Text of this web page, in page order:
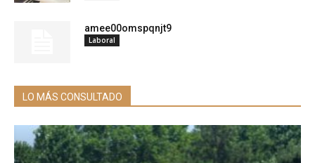
amee00omspqnjt9
Laboral
LO MÁS CONSULTADO